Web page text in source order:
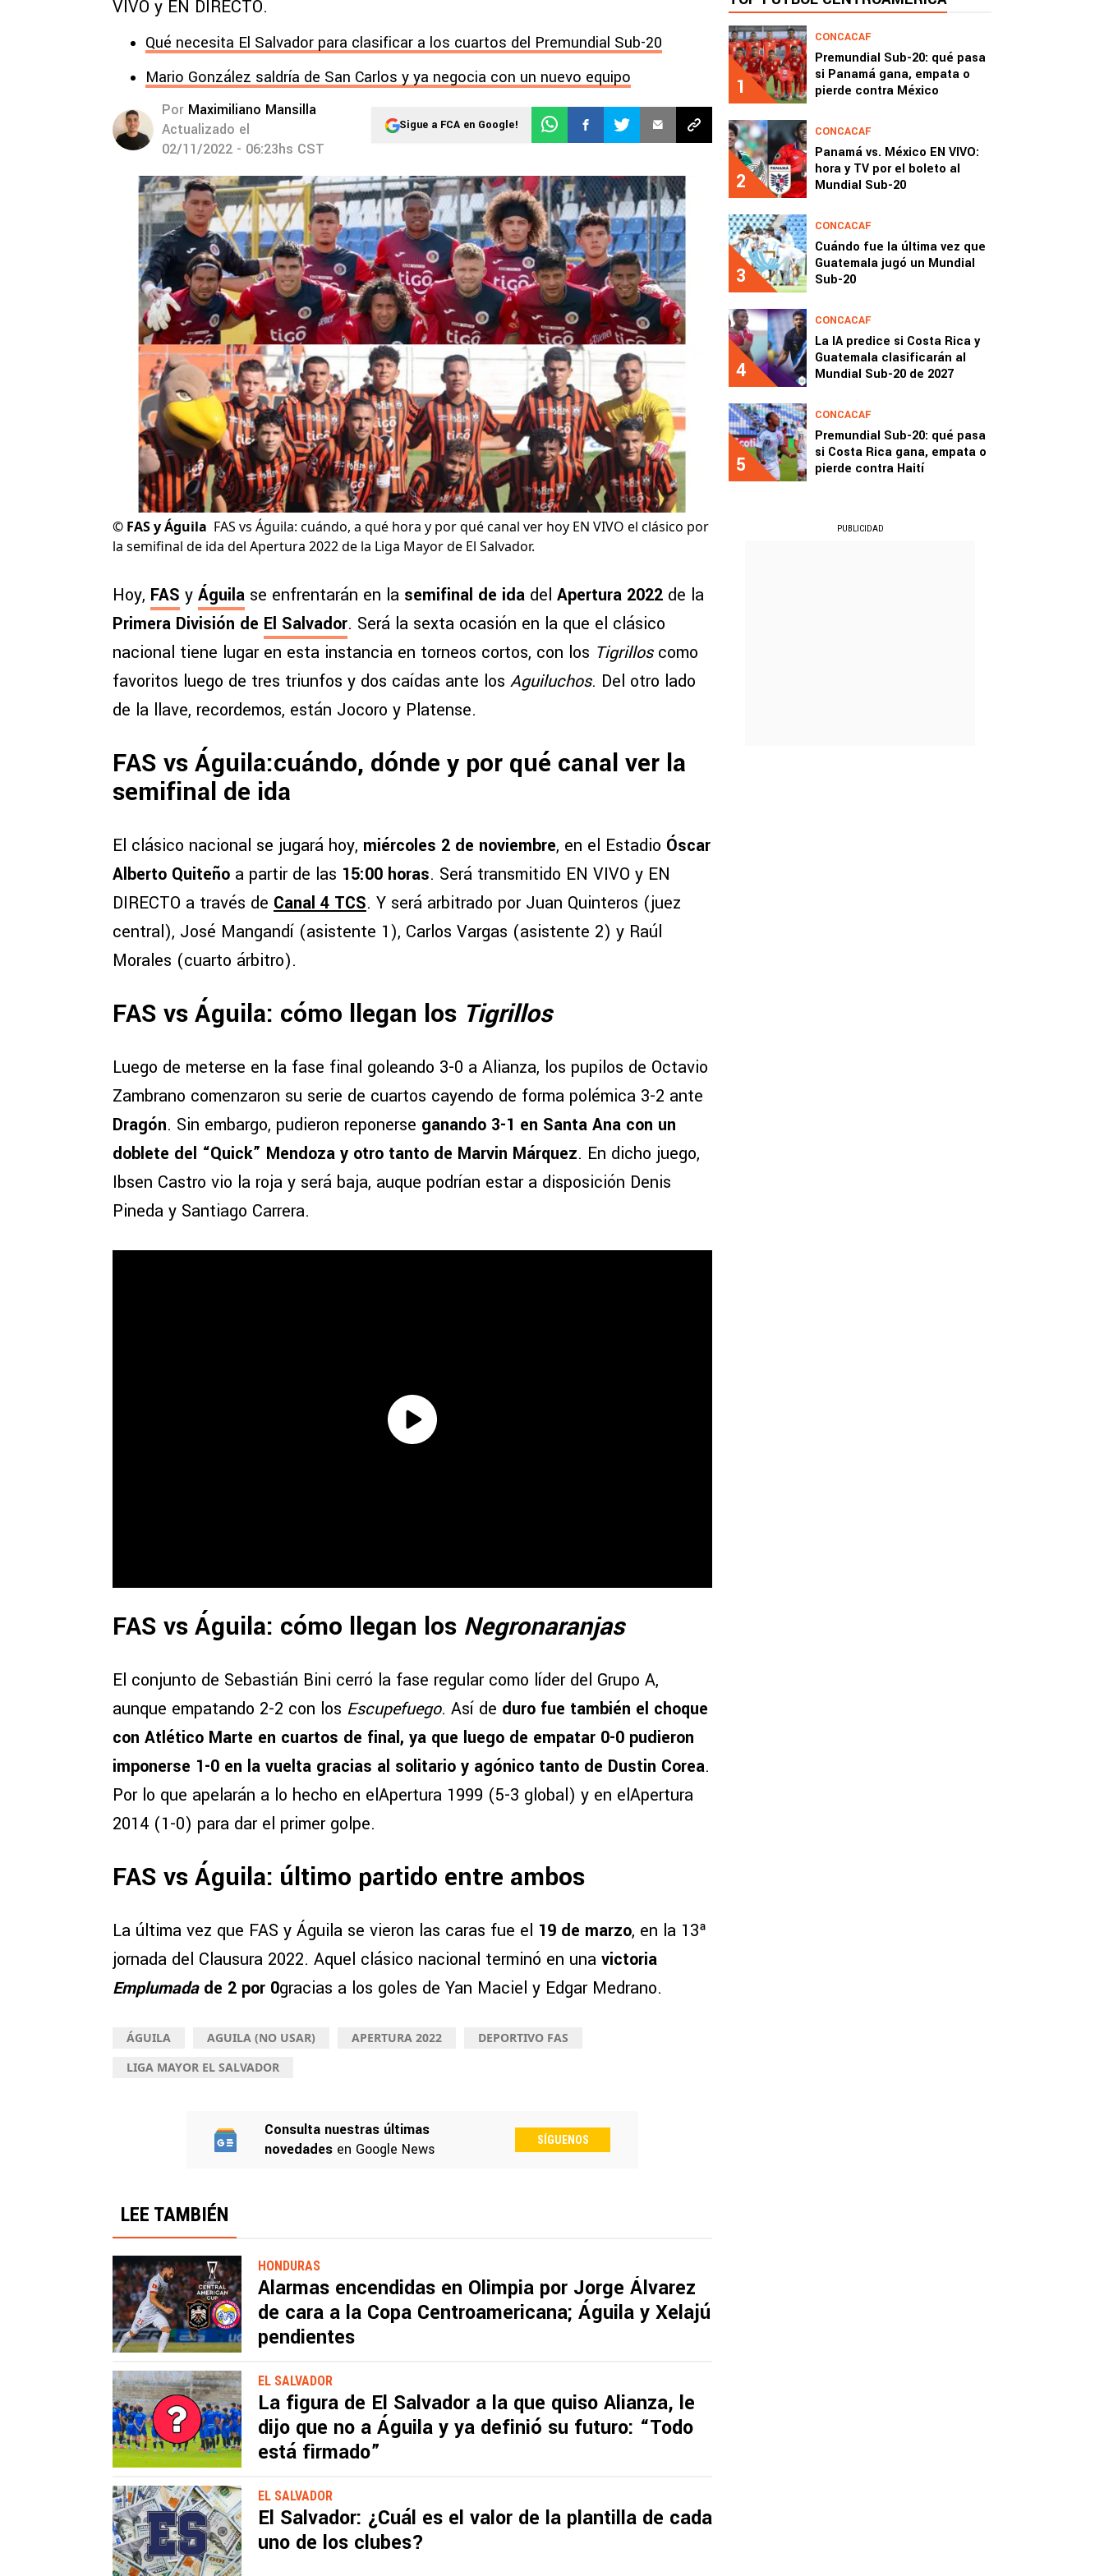
VIVO y EN DIRECTO.
Qué necesita El Salvador para clasificar a los cuartos del Premundial Sub-20
Mario González saldría de San Carlos y ya negocia con un nuevo equipo
Por Maximiliano Mansilla
Actualizado el
02/11/2022 - 06:23hs CST
Sigue a FCA en Google!
© FAS y Águila FAS vs Águila: cuándo, a qué hora y por qué canal ver hoy EN VIVO el clásico por
la semifinal de ida del Apertura 2022 de la Liga Mayor de El Salvador.
Hoy, FAS y Águila se enfrentarán en la semifinal de ida del Apertura 2022 de la
Primera División de El Salvador. Será la sexta ocasión en la que el clásico
nacional tiene lugar en esta instancia en torneos cortos, con los Tigrilloscomo
favoritos luego de tres triunfos y dos caídas ante los Aguiluchos. Del otro lado
de la llave, recordemos, están Jocoro y Platense.
FAS vs Águila:cuándo, dónde y por qué canal ver la
semifinal de ida
El clásico nacional se jugará hoy, miércoles 2 de noviembre, en el Estadio Óscar
Alberto Quiteño a partir de las 15:00 horas. Será transmitido EN VIVO y EN
DIRECTO a través de Canal 4 TCS. Y será arbitrado por Juan Quinteros (juez
central), José Mangandí (asistente 1), Carlos Vargas (asistente 2) y Raúl
Morales (cuarto árbitro).
FAS vs Águila: cómo llegan los Tigrillos
Luego de meterse en la fase final goleando 3-0 a Alianza, los pupilos de Octavio
Zambrano comenzaron su serie de cuartos cayendo de forma polémica 3-2 ante
Dragón. Sin embargo, pudieron reponerse ganando 3-1 en Santa Ana con un
doblete del “Quick” Mendoza y otro tanto de Marvin Márquez. En dicho juego,
Ibsen Castro vio la roja y será baja, auque podrían estar a disposición Denis
Pineda y Santiago Carrera.
FAS vs Águila: cómo llegan los Negronaranjas
El conjunto de Sebastián Bini cerró la fase regular como líder del Grupo A,
aunque empatando 2-2 con los Escupefuego. Así de duro fue también el choque
con Atlético Marte en cuartos de final, ya que luego de empatar 0-0 pudieron
imponerse 1-0 en la vuelta gracias al solitario y agónico tanto de Dustin Corea.
Por lo que apelarán a lo hecho en elApertura 1999 (5-3 global) y en elApertura
2014 (1-0) para dar el primer golpe.
FAS vs Águila: último partido entre ambos
La última vez que FAS y Águila se vieron las caras fue el 19 de marzo, en la 13ª
jornada del Clausura 2022. Aquel clásico nacional terminó en una victoria
Emplumadade 2 por 0gracias a los goles de Yan Maciel y Edgar Medrano.
ÁGUILA AGUILA (NO USAR) APERTURA 2022
DEPORTIVO FAS
LIGA MAYOR EL SALVADOR
Consulta nuestras últimas
novedades en Google News
SÍGUENOS
LEE TAMBIÉN
HONDURAS
Alarmas encendidas en Olimpia por Jorge Álvarez
de cara a la Copa Centroamericana; Águila y Xelajú
pendientes
EL SALVADOR
La figura de El Salvador a la que quiso Alianza, le
dijo que no a Águila y ya definió su futuro: “Todo
está firmado”
EL SALVADOR
El Salvador: ¿Cuál es el valor de la plantilla de cada
uno de los clubes?
1
CONCACAF
Premundial Sub-20: qué pasa
si Panamá gana, empata o
pierde contra México
2
CONCACAF
Panamá vs. México EN VIVO:
hora y TV por el boleto al
Mundial Sub-20
3
CONCACAF
Cuándo fue la última vez que
Guatemala jugó un Mundial
Sub-20
4
CONCACAF
La IA predice si Costa Rica y
Guatemala clasificarán al
Mundial Sub-20 de 2027
5
CONCACAF
Premundial Sub-20: qué pasa
si Costa Rica gana, empata o
pierde contra Haití
PUBLICIDAD